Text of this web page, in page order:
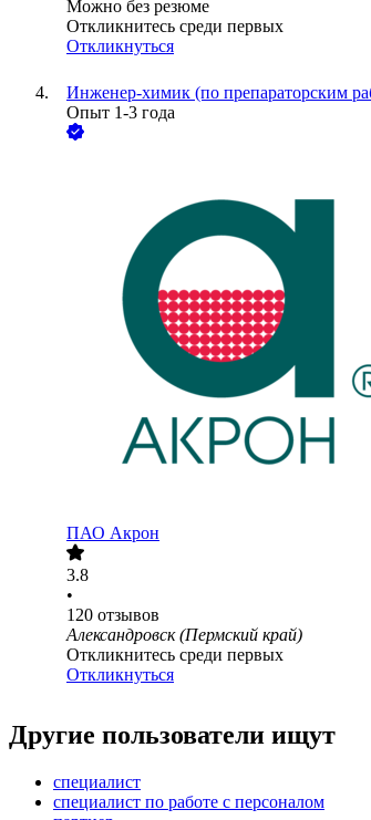
Можно без резюме
Откликнитесь среди первых
Откликнуться
Инженер-химик (по препараторским
Опыт 1-3 года
ПАО Акрон
3.8
•
120 отзывов
Александровск (Пермский край)
Откликнитесь среди первых
Откликнуться
Другие пользователи ищут
специалист
специалист по работе с персоналом